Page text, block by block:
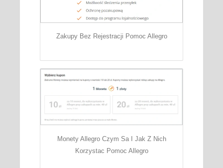
Zakupy Bez Rejestracji Pomoc Allegro
Monety Allegro Czym Sa I Jak Z Nich
Korzystac Pomoc Allegro